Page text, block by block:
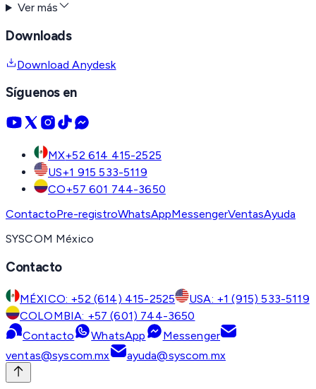
Ver más
Downloads
Download Anydesk
Síguenos en
MX+52 614 415-2525
US+1 915 533-5119
CO+57 601 744-3650
ContactoPre-registroWhatsAppMessengerVentasAyuda
SYSCOM México
Contacto
MÉXICO: +52 (614) 415-2525
USA: +1 (915) 533-5119
COLOMBIA: +57 (601) 744-3650
Contacto
WhatsApp
Messenger
ventas@syscom.mx
ayuda@syscom.mx